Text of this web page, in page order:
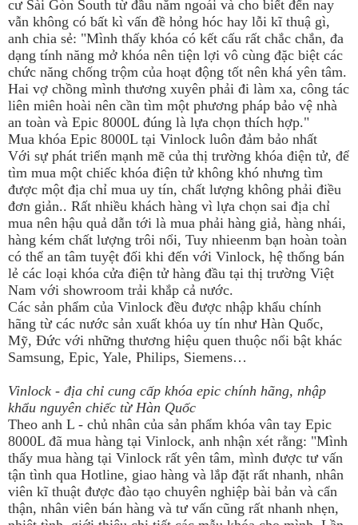
cư Sài Gòn South từ đầu năm ngoái và cho biết đến nay
vẫn không có bất kì vấn đề hỏng hóc hay lỗi kĩ thuậ gì,
anh chia sẻ: "Mình thấy khóa có kết cấu rất chắc chắn, đa
dạng tính năng mở khóa nên tiện lợi vô cùng đặc biệt các
chức năng chống trộm của hoạt động tốt nên khá yên tâm.
Hai vợ chồng mình thương xuyên phải đi làm xa, công tác
liên miên hoài nên cần tìm một phương pháp bảo vệ nhà
an toàn và Epic 8000L đúng là lựa chọn thích hợp."
Mua khóa Epic 8000L tại Vinlock luôn đảm bảo nhất
Với sự phát triển mạnh mẽ của thị trường khóa điện tử, để
tìm mua một chiếc khóa điện tử không khó nhưng tìm
được một địa chỉ mua uy tín, chất lượng không phải điều
đơn giản.. Rất nhiều khách hàng vì lựa chọn sai địa chỉ
mua nên hậu quả dẫn tới là mua phải hàng giả, hàng nhái,
hàng kém chất lượng trôi nổi, Tuy nhieenm bạn hoàn toàn
có thể an tâm tuyệt đối khi đến với Vinlock, hệ thống bán
lẻ các loại khóa cửa điện tử hàng đầu tại thị trường Việt
Nam với showroom trải khắp cả nước.
Các sản phẩm của Vinlock đều được nhập khẩu chính
hãng từ các nước sản xuất khóa uy tín như Hàn Quốc,
Mỹ, Đức với những thương hiệu quen thuộc nổi bật khác
Samsung, Epic, Yale, Philips, Siemens…
Vinlock - địa chỉ cung cấp khóa epic chính hãng, nhập
khẩu nguyên chiếc từ Hàn Quốc
Theo anh L - chủ nhân của sản phẩm khóa vân tay Epic
8000L đã mua hàng tại Vinlock, anh nhận xét rằng: "Mình
thấy mua hàng tại Vinlock rất yên tâm, mình được tư vấn
tận tình qua Hotline, giao hàng và lắp đặt rất nhanh, nhân
viên kĩ thuật được đào tạo chuyên nghiệp bài bản và cẩn
thận, nhân viên bán hàng và tư vấn cũng rất nhanh nhẹn,